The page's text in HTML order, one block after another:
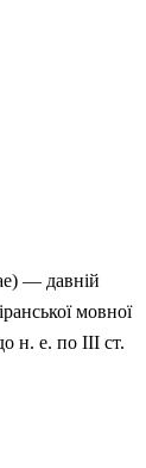
— давній
мовної
н. е. по III ст.